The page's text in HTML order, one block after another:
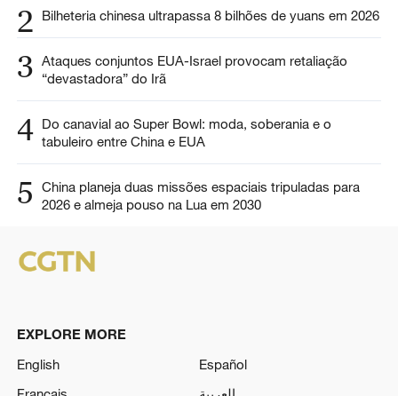
2 Bilheteria chinesa ultrapassa 8 bilhões de yuans em 2026
3 Ataques conjuntos EUA-Israel provocam retaliação
“devastadora” do Irã
4 Do canavial ao Super Bowl: moda, soberania e o
tabuleiro entre China e EUA
5
China planeja duas missões espaciais tripuladas para
2026 e almeja pouso na Lua em 2030
EXPLORE MORE
English
Español